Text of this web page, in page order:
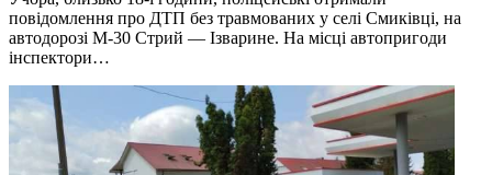
повiдомлення про ДТП без травмованих у селi Смикiвцi, на
автодорозi М-30 Стрий — Iзварине. На мiсцi автопригоди
iнспектори…